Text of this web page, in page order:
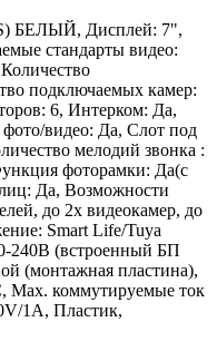
БЕЛЫЙ, Дисплей: 7",
стандарты видео:
подключаемых камер:
6, Интерком: Да,
видео: Да, Слот под
мелодий звонка :
фоторамки: Да(с
Да, Возможности
до 2х видеокамер, до
Smart Life/Tuya
240В (встроенный БП
(монтажная пластина),
Мах. коммутируемые ток
1A, Пластик,